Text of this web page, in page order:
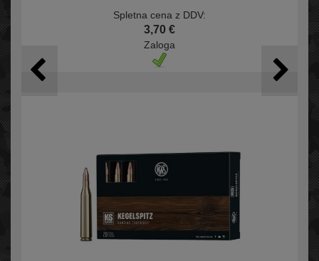
Spletna cena z DDV:
3,70 €
Zaloga